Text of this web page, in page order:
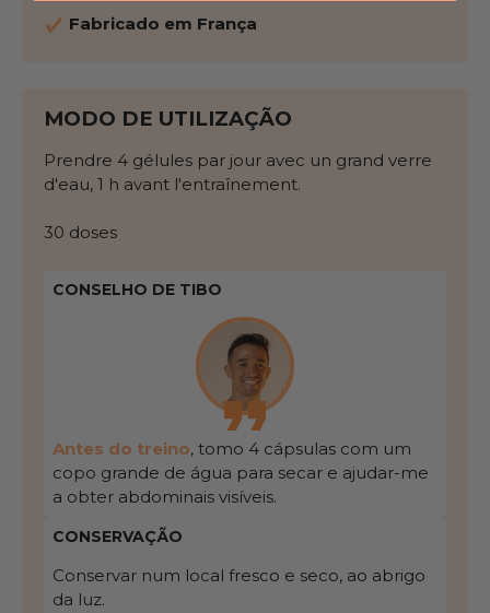
Fabricado em França
MODO DE UTILIZAÇÃO
Prendre 4 gélules par jour avec un grand verre
d'eau, 1 h avant l'entraînement.
30 doses
CONSELHO DE TIBO
Antes do treino, tomo 4 cápsulas com um
copo grande de água para secar e ajudar-me
a obter abdominais visíveis.
CONSERVAÇÃO
Conservar num local fresco e seco, ao abrigo
da luz.